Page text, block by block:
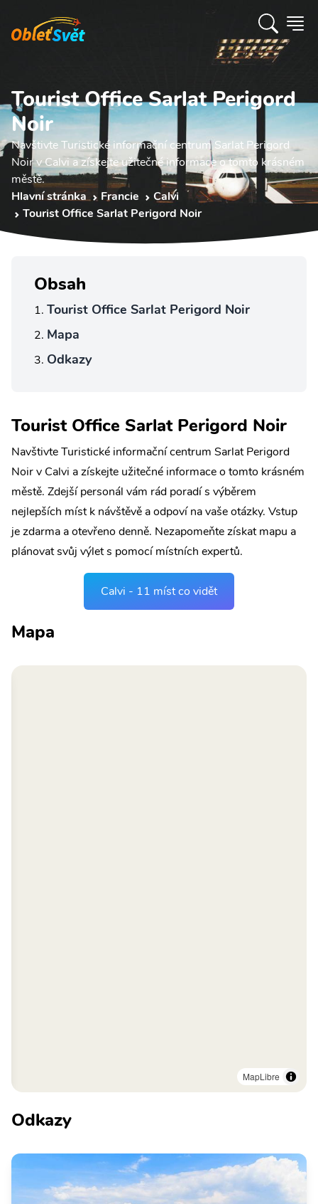
Tourist Office Sarlat Perigord
Noir
Navštivte Turistické informační centrum Sarlat Perigord
Noir v Calvi a získejte užitečné informace o tomto krásném
městě.
Hlavní stránka
Francie
Calvi
Tourist Office Sarlat Perigord Noir
Obsah
Tourist Office Sarlat Perigord Noir
Mapa
Odkazy
Tourist Office Sarlat Perigord Noir
Navštivte Turistické informační centrum Sarlat Perigord
Noir v Calvi a získejte užitečné informace o tomto krásném
městě. Zdejší personál vám rád poradí s výběrem
nejlepších míst k návštěvě a odpoví na vaše otázky. Vstup
je zdarma a otevřeno denně. Nezapomeňte získat mapu a
plánovat svůj výlet s pomocí místních expertů.
Calvi - 11 míst co vidět
Mapa
MapLibre
Odkazy